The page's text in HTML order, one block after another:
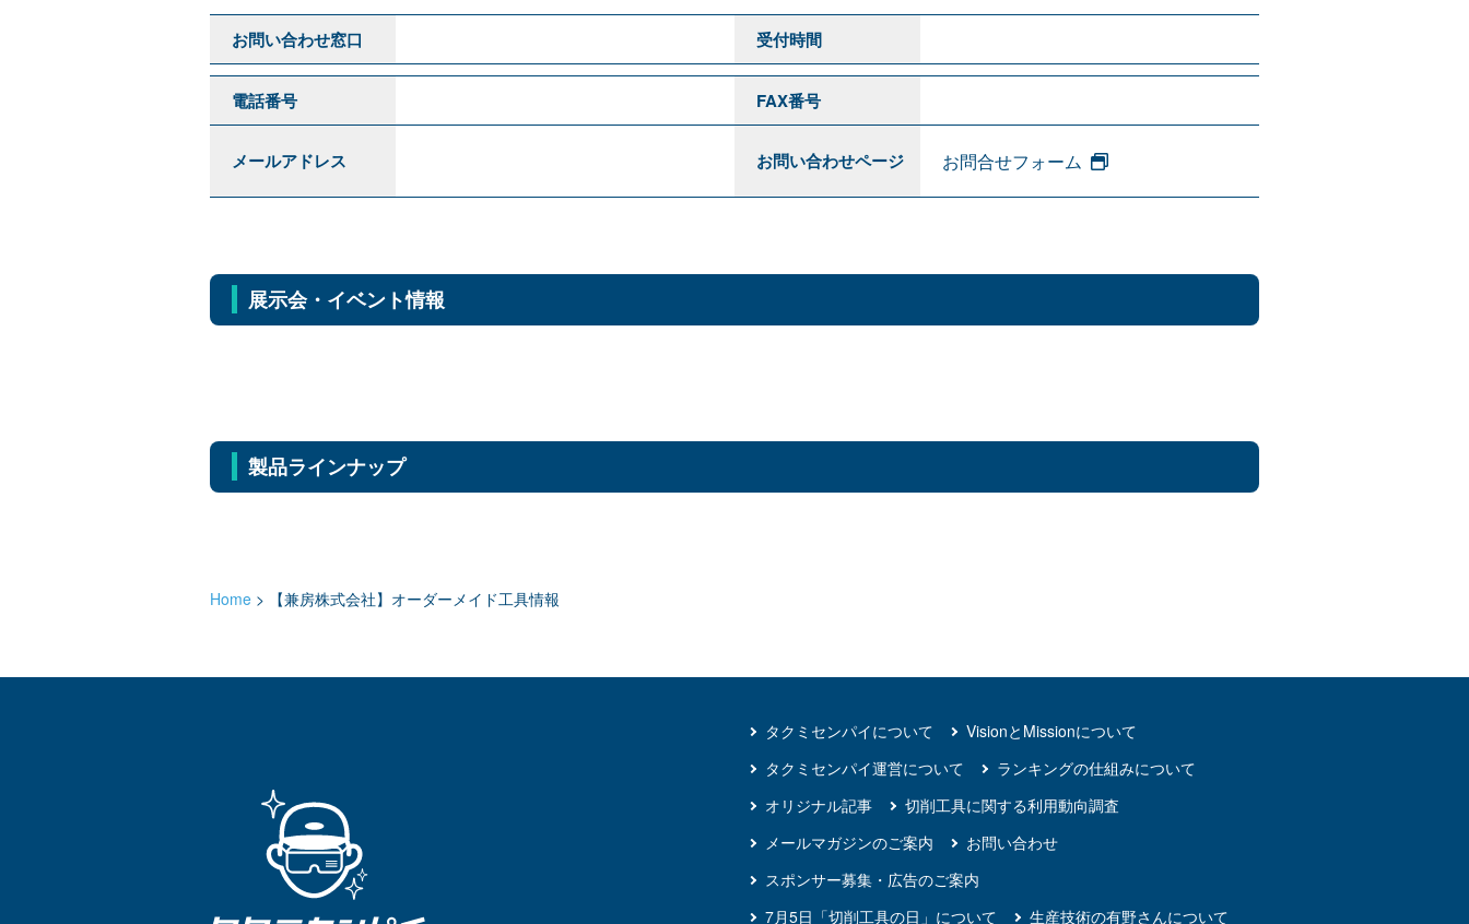
お問い合わせ窓口 受付時間
電話番号 FAX番号
メールアドレス お問い合わせページ お問合せフォーム
展示会・イベント情報
製品ラインナップ
Home > 【兼房株式会社】オーダーメイド工具情報
タクミセンパイについて
VisionとMissionについて
タクミセンパイ運営について
ランキングの仕組みについて
オリジナル記事
切削工具に関する利用動向調査
メールマガジンのご案内
お問い合わせ
スポンサー募集・広告のご案内
7月5日「切削工具の日」について
生産技術の有野さんについて